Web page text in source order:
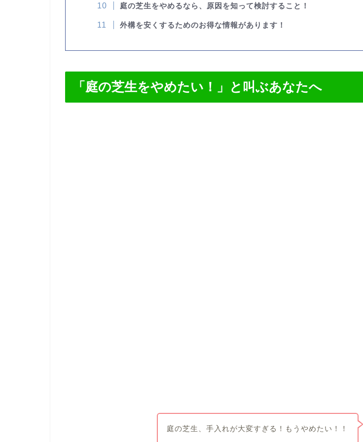
庭の芝生をやめるなら、原因を知って検討すること！
外構を安くするためのお得な情報があります！
「庭の芝生をやめたい！」と叫ぶあなたへ
庭の芝生、手入れが大変すぎる！もうやめたい！！